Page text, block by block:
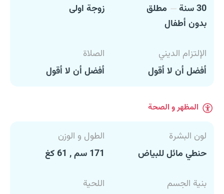
30 سنة
مطلق
بدون أطفال
زوجة اولى
الإلتزام الديني
أفضل أن لا أقول
الصلاة
أفضل أن لا أقول
المظهر و الصحة
لون البشرة
حنطي مائل للبياض
الطول و الوزن
171 سم , 61 كغ
بنية الجسم
اللحية